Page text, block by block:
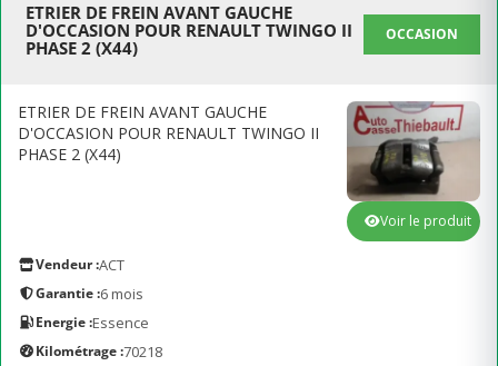
ETRIER DE FREIN AVANT GAUCHE
D'OCCASION POUR RENAULT TWINGO II
PHASE 2 (X44)
OCCASION
ETRIER DE FREIN AVANT GAUCHE
D'OCCASION POUR RENAULT TWINGO II
PHASE 2 (X44)
Vendeur :ACT
Garantie :6 mois
Energie :Essence
Kilométrage :70218
Voir le produit